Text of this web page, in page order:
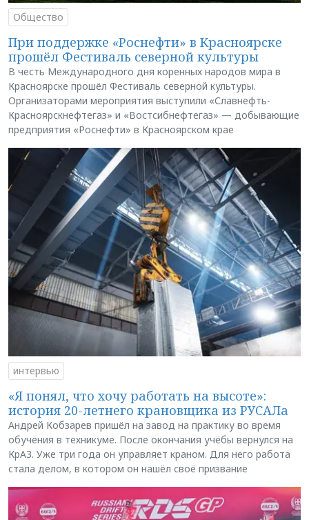
Общество
При поддержке «Роснефти» в Красноярске
прошёл Фестиваль северной культуры
В честь Международного дня коренных народов мира в
Красноярске прошёл Фестиваль северной культуры.
Организаторами мероприятия выступили «Славнефть-
Красноярскнефтегаз» и «Востсибнефтегаз» — добывающие
предприятия «Роснефти» в Красноярском крае
интервью
«Я понял, что хочу работать на высоте»:
история 20-летнего крановщика из РУСАЛа
Андрей Кобзарев пришёл на завод на практику во время
обучения в техникуме. После окончания учёбы вернулся на
КрАЗ. Уже три года он управляет краном. Для него работа
стала делом, в котором он нашёл своё призвание